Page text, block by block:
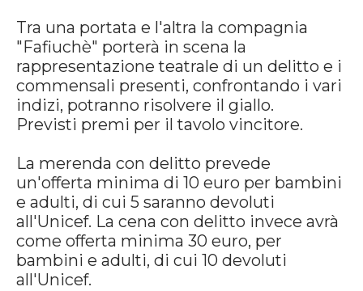
Tra una portata e l'altra la compagnia
"Fafiuchè" porterà in scena la
rappresentazione teatrale di un delitto e i
commensali presenti, confrontando i vari
indizi, potranno risolvere il giallo.
Previsti premi per il tavolo vincitore.
La merenda con delitto prevede
un'offerta minima di 10 euro per bambini
e adulti, di cui 5 saranno devoluti
all'Unicef. La cena con delitto invece avrà
come offerta minima 30 euro, per
bambini e adulti, di cui 10 devoluti
all'Unicef.